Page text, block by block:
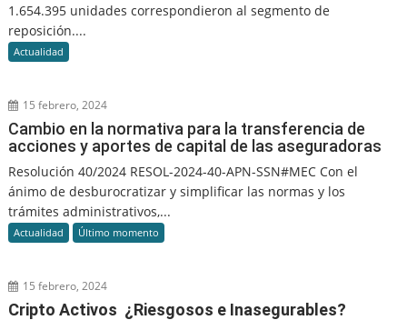
1.654.395 unidades correspondieron al segmento de
reposición....
Actualidad
15 febrero, 2024
Cambio en la normativa para la transferencia de
acciones y aportes de capital de las aseguradoras
Resolución 40/2024 RESOL-2024-40-APN-SSN#MEC Con el
ánimo de desburocratizar y simplificar las normas y los
trámites administrativos,...
Actualidad Último momento
15 febrero, 2024
Cripto Activos ¿Riesgosos e Inasegurables?